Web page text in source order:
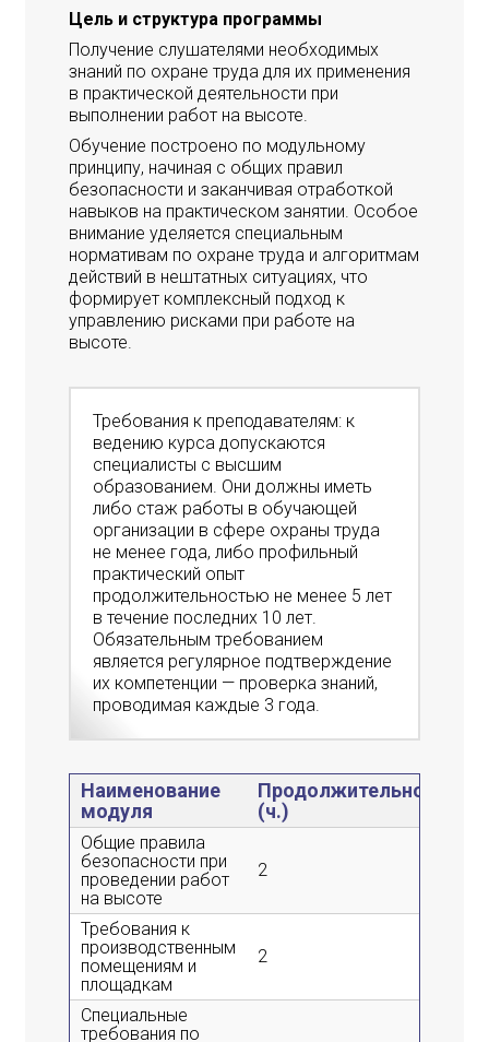
Цель и структура программы
Получение слушателями необходимых
знаний по охране труда для их применения
в практической деятельности при
выполнении работ на высоте.
Обучение построено по модульному
принципу, начиная с общих правил
безопасности и заканчивая отработкой
навыков на практическом занятии. Особое
внимание уделяется специальным
нормативам по охране труда и алгоритмам
действий в нештатных ситуациях, что
формирует комплексный подход к
управлению рисками при работе на
высоте.
Требования к преподавателям: к
ведению курса допускаются
специалисты с высшим
образованием. Они должны иметь
либо стаж работы в обучающей
организации в сфере охраны труда
не менее года, либо профильный
практический опыт
продолжительностью не менее 5 лет
в течение последних 10 лет.
Обязательным требованием
является регулярное подтверждение
их компетенции — проверка знаний,
проводимая каждые 3 года.
Наименование
модуля
Продолжительность
(ч.)
Общие правила
безопасности при
проведении работ
на высоте
2
Требования к
производственным
помещениям и
площадкам
2
Специальные
требования по